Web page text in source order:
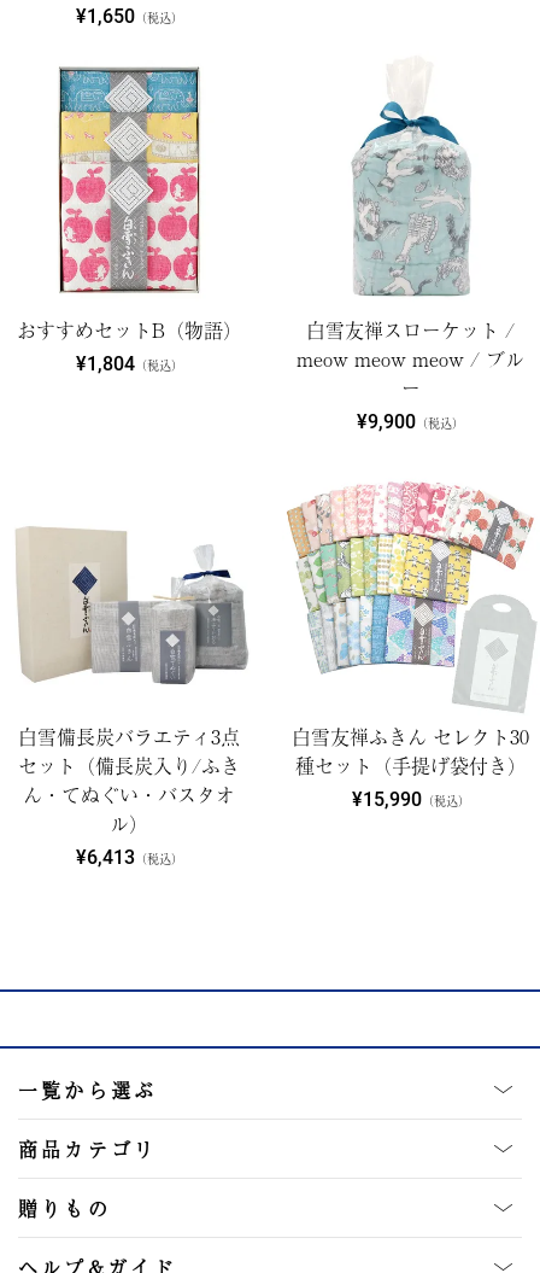
¥1,650（税込）
おすすめセットB（物語）
¥1,804（税込）
白雪友禅スローケット /
meow meow meow / ブル
ー
¥9,900 （税込）
白雪備長炭バラエティ3点
セット（備長炭入り/ふき
ん・てぬぐい・バスタオ
ル）
¥6,413（税込）
白雪友禅ふきん セレクト30
種セット（手提げ袋付き）
¥15,990（税込）
一覧から選ぶ
商品カテゴリ
贈りもの
ヘルプ&ガイド